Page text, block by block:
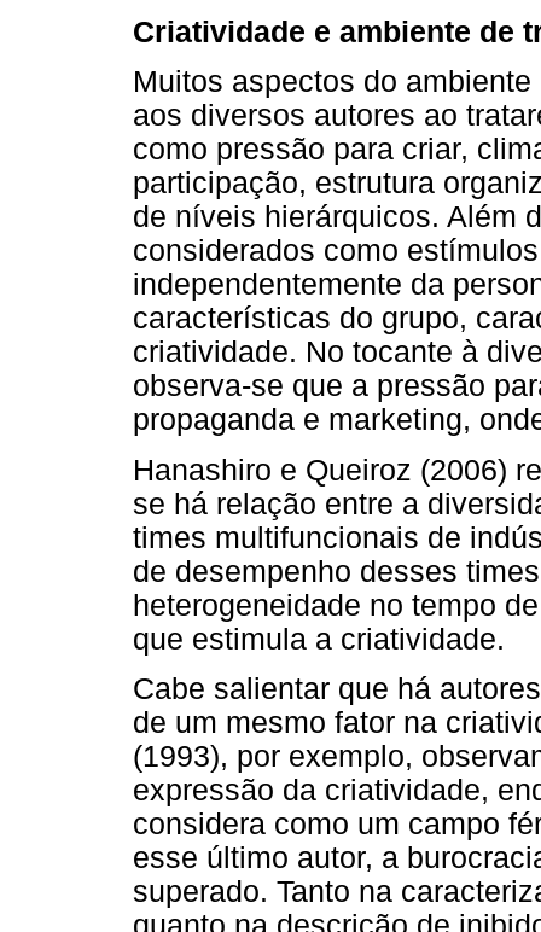
Criatividade e ambiente de
Muitos aspectos do
aos diversos autores ao
como pressão para criar,
participação, estrutura
de níveis hierárquicos. Além
considerados como
independentemente da
características do grupo,
criatividade. No tocante à
observa-se que a pressão
propaganda e marketing,
Hanashiro e Queiroz (2006)
se há relação entre a
times multifuncionais de
de desempenho desses
heterogeneidade no tempo
que estimula a criatividade.
Cabe salientar que há
de um mesmo fator na
(1993), por exemplo,
expressão da criatividade,
considera como um campo
esse último autor, a
superado. Tanto na
quanto na descrição de